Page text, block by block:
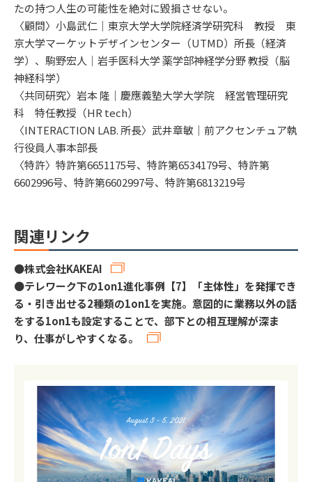
たの持つ人生の可能性を絶対に毀損させない。
〈顧問〉小島武仁｜東京大学大学院経済学研究科 教授 東
京大学マーケットデザインセンター（UTMD）所長（経済
学）、駒野宏人｜岩手医科大学 薬学部神経学分野 教授（脳
神経科学）
〈共同研究〉岩本 隆｜慶應義塾大学大学院 経営管理研究
科 特任教授（HR tech）
〈INTERACTION LAB. 所長〉武井章敏｜前アクセンチュア執
行役員人事本部長
〈特許〉特許第6651175号、特許第6534179号、特許第
6602996号、特許第6602997号、特許第6813219号
関連リンク
●株式会社KAKEAI
●テレワーク下の1on1進化事例【7】「主体性」を発揮でき
る・引き出せる2種類の1on1を実施。意図的に業務以外の話
をする1on1も設定することで、部下との相互理解が深ま
り、仕事がしやすくなる。